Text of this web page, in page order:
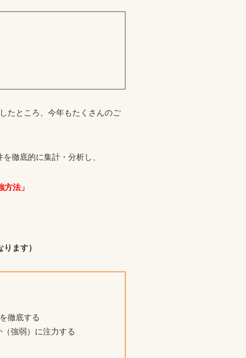
たところ、今年もたくさんのご
徹底的に集計・分析し、
法」
ます）
徹底する
強弱）に注力する